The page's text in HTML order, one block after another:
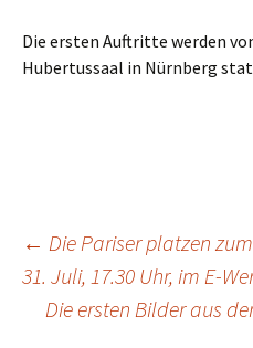
Die ersten Auftritte werden
Hubertussaal in Nürnberg
← Die Pariser platzen
31. Juli, 17.30 Uhr, im E-
Die ersten Bilder aus